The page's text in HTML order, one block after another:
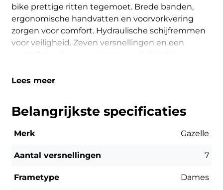
bike prettige ritten tegemoet. Brede banden,
ergonomische handvatten en voorvorkvering
zorgen voor comfort. Hydraulische schijfremmen
voor veiligheid. Zeven versnellingen en een
De Shimano E6100 motor is een erg veelzijdige
in de heuvel goed vooruit. Daarnaast is deze
hoogwaardige lithium-ion-accu's van Shimano
hebben een intelligent accubeheersysteem; deze
zorgt voor een zo groot mogelijke actieradius. De
accu is mooi geïntegreerd in de onderbuis; dit
Lees meer
Belangrijkste specificaties
Merk Gazelle
Aantal versnellingen 7
Frametype Dames